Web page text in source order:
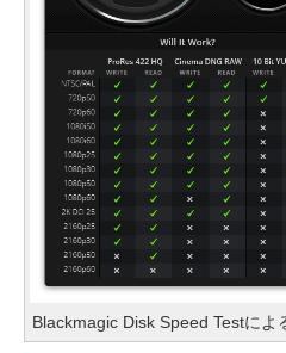
Blackmagic Disk Speed Testによ